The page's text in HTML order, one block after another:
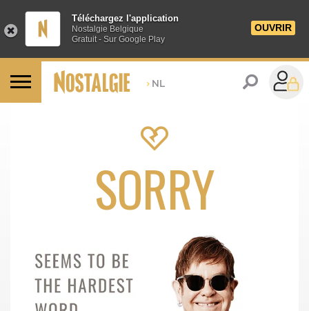
Téléchargez l'application
Nostalgie Belgique
Gratuit - Sur Google Play
OUVRIR
> NL
SORRY